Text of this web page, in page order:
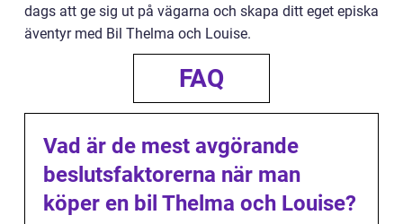
dags att ge sig ut på vägarna och skapa ditt eget episka
äventyr med Bil Thelma och Louise.
FAQ
Vad är de mest avgörande
beslutsfaktorerna när man
köper en bil Thelma och Louise?